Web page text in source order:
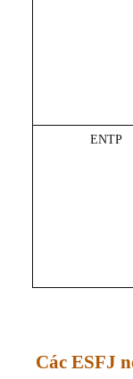
ENTP
Các ESFJ